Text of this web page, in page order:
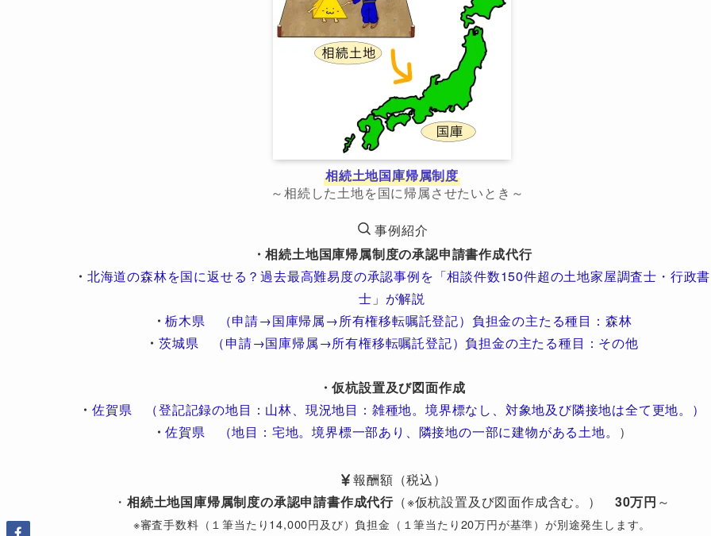
相続土地国庫帰属制度
～相続した土地を国に帰属させたいとき～
事例紹介
・相続土地国庫帰属制度の承認申請書作成代行
・ 北海道の森林を国に返せる？過去最高難易度の承認事例を「相談件数150件超の土地家屋調査士・行政書
士」が解説
・栃木県 （申請→国庫帰属→所有権移転嘱託登記）負担金の主たる種目：森林
・ 茨城県 （申請→国庫帰属→所有権移転嘱託登記）負担金の主たる種目：その他
・仮杭設置及び図面作成
・ 佐賀県 （登記記録の地目：山林、現況地目：雑種地。境界標なし、対象地及び隣接地は全て更地。）
・佐賀県 （地目：宅地。境界標一部あり、隣接地の一部に建物がある土地。 ）
報酬額（税込）
・相続土地国庫帰属制度の承認申請書作成代行 （※仮杭設置及び図面作成含む。） 30万円 ～
※審査手数料（１筆当たり14,000円及び）負担金（１筆当たり20万円が基準）が別途発生します。